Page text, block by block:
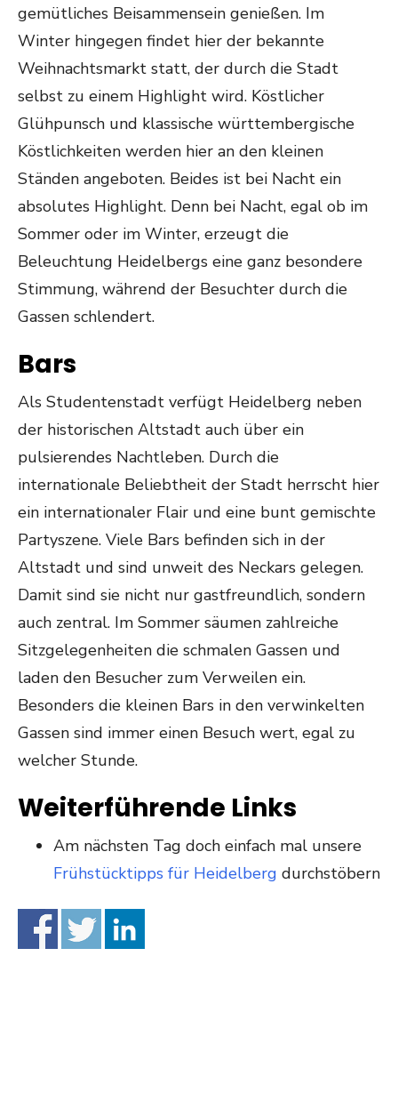
gemütliches Beisammensein genießen. Im
Winter hingegen findet hier der bekannte
Weihnachtsmarkt statt, der durch die Stadt
selbst zu einem Highlight wird. Köstlicher
Glühpunsch und klassische württembergische
Köstlichkeiten werden hier an den kleinen
Ständen angeboten. Beides ist bei Nacht ein
absolutes Highlight. Denn bei Nacht, egal ob im
Sommer oder im Winter, erzeugt die
Beleuchtung Heidelbergs eine ganz besondere
Stimmung, während der Besuchter durch die
Gassen schlendert.
Bars
Als Studentenstadt verfügt Heidelberg neben
der historischen Altstadt auch über ein
pulsierendes Nachtleben. Durch die
internationale Beliebtheit der Stadt herrscht hier
ein internationaler Flair und eine bunt gemischte
Partyszene. Viele Bars befinden sich in der
Altstadt und sind unweit des Neckars gelegen.
Damit sind sie nicht nur gastfreundlich, sondern
auch zentral. Im Sommer säumen zahlreiche
Sitzgelegenheiten die schmalen Gassen und
laden den Besucher zum Verweilen ein.
Besonders die kleinen Bars in den verwinkelten
Gassen sind immer einen Besuch wert, egal zu
welcher Stunde.
Weiterführende Links
Am nächsten Tag doch einfach mal unsere
Frühstücktipps für Heidelberg durchstöbern